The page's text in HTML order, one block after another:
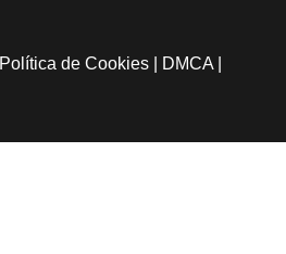
Política de Cookies DMCA